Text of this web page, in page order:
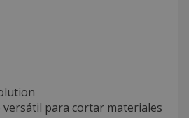
versátil para cortar materiales